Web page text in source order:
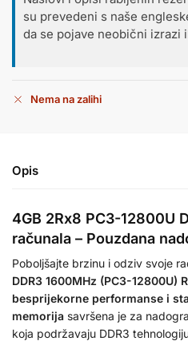
su prevedeni s naše
da se pojave neobični izrazi
Nema na zalihi
Opis
4GB 2Rx8 PC3-12800U
računala – Pouzdana
Poboljšajte brzinu i odziv svoje
DDR3 1600MHz (PC3-12800U)
besprijekorne performanse i
memorija savršena je za
koja podržavaju DDR3